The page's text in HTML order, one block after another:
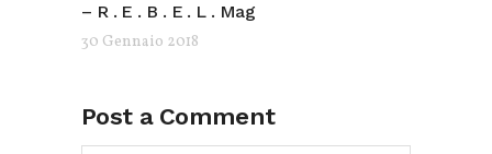
– R . E . B . E . L . Mag
30 Gennaio 2018
Post a Comment